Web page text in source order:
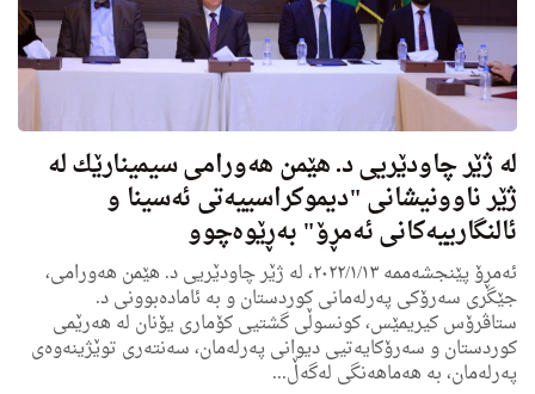
له‌ ژێر چاودێریی د. هێمن هه‌ورامی سیمینارێك له‌
ژێر ناوونیشانی "دیموكراسییه‌تی ئه‌سینا و
ئالنگارییه‌كانی ئه‌مڕۆ" به‌ڕێوه‌چوو
ئه‌مڕۆ پێنجشه‌ممه‌ ٢٠٢٢/١/١٣، له‌ ژێر چاودێریى د. هێمن هه‌ورامی،
جێگری سه‌رۆكی په‌رله‌مانى كوردستان و به‌ ئاماده‌بوونی د.
ستاڤرۆس كیریمێس، كونسوڵی گشتیی كۆماری یۆنان له‌ هه‌رێمی
كوردستان و سه‌رۆكایه‌تیی دیوانی په‌رله‌مان، سه‌نته‌ری توێژینه‌وه‌ی
په‌رله‌مان، به‌ هه‌ماهه‌نگی له‌گه‌ڵ...